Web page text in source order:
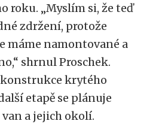
roku. „Myslím si, že teď
zdržení, protože
máme namontované a
shrnul Proschek.
krytého
etapě se plánuje
a jejich okolí.